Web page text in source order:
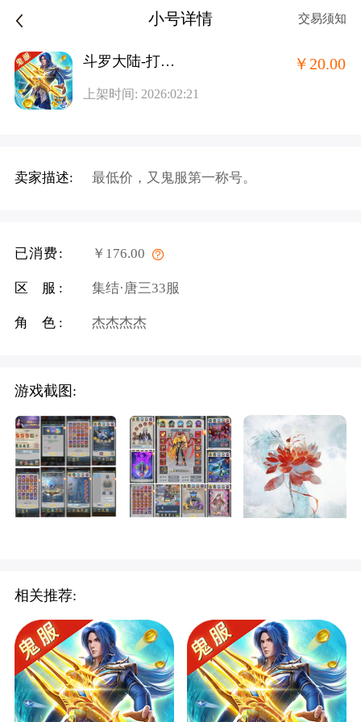
小号详情 交易须知
斗罗大陆-打金版-鬼服
上架时间: 2026:02:21
￥20.00
卖家描述: 最低价，又鬼服第一称号。
已消费: ￥176.00
区 服: 集结·唐三33服
角 色: 杰杰杰杰
游戏截图:
相关推荐: